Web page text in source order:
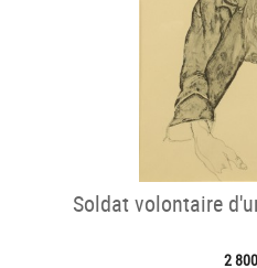
Soldat volontaire
2